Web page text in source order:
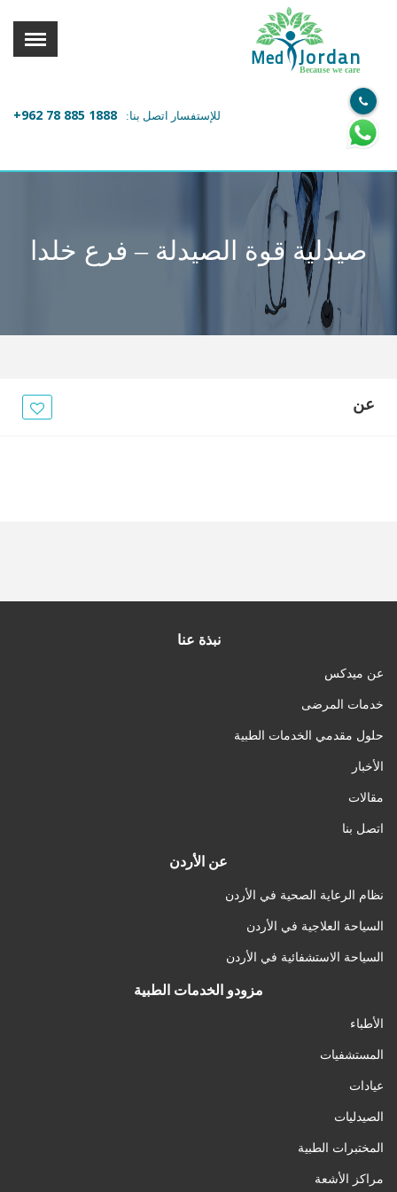
X
معلومات المستخدم
الرئيسة
Med Jordan
Because we care
للإستفسار اتصل بنا: +962 78 885 1888
صيدلية قوة الصيدلة – فرع خلدا
عن
نبذة عنا
عن ميدكس
خدمات المرضى
حلول مقدمي الخدمات الطبية
الأخبار
مقالات
اتصل بنا
عن الأردن
نظام الرعاية الصحية في الأردن
السياحة العلاجية في الأردن
السياحة الاستشفائية في الأردن
مزودو الخدمات الطبية
الأطباء
المستشفيات
عيادات
الصيدليات
المختبرات الطبية
مراكز الأشعة